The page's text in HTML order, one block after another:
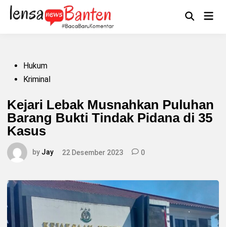
Skip
content
OpenMain
PostedHukum
Kriminal
Kejari Lebak Musnahkan Puluhan
Barang Bukti Tindak Pidana di 35
Kasus
by Jay 22 Desember 2023 0